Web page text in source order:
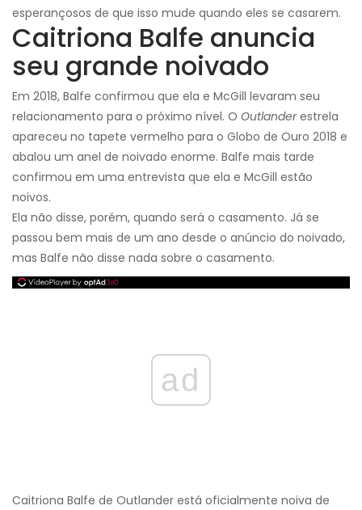
esperançosos de que isso mude quando eles se casarem.
Caitriona Balfe anuncia
seu grande noivado
Em 2018, Balfe confirmou que ela e McGill levaram seu
relacionamento para o próximo nível. O Outlanderestrela
apareceu no tapete vermelho para o Globo de Ouro 2018 e
abalou um anel de noivado enorme. Balfe mais tarde
confirmou em uma entrevista que ela e McGill estão
noivos.
Ela não disse, porém, quando será o casamento. Já se
passou bem mais de um ano desde o anúncio do noivado,
mas Balfe não disse nada sobre o casamento.
ad
Caitriona Balfe de Outlander está oficialmente noiva de